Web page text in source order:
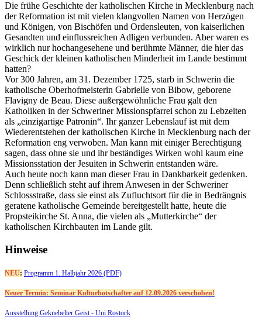
Die frühe Geschichte der katholischen Kirche in Mecklenburg nach
der Reformation ist mit vielen klangvollen Namen von Herzögen
und Königen, von Bischöfen und Ordensleuten, von kaiserlichen
Gesandten und einflussreichen Adligen verbunden. Aber waren es
wirklich nur hochangesehene und berühmte Männer, die hier das
Geschick der kleinen katholischen Minderheit im Lande bestimmt
hatten?
Vor 300 Jahren, am 31. Dezember 1725, starb in Schwerin die
katholische Oberhofmeisterin Gabrielle von Bibow, geborene
Flavigny de Beau. Diese außergewöhnliche Frau galt den
Katholiken in der Schweriner Missionspfarrei schon zu Lebzeiten
als „einzigartige Patronin“. Ihr ganzer Lebenslauf ist mit dem
Wiederentstehen der katholischen Kirche in Mecklenburg nach der
Reformation eng verwoben. Man kann mit einiger Berechtigung
sagen, dass ohne sie und ihr beständiges Wirken wohl kaum eine
Missionsstation der Jesuiten in Schwerin entstanden wäre.
Auch heute noch kann man dieser Frau in Dankbarkeit gedenken.
Denn schließlich steht auf ihrem Anwesen in der Schweriner
Schlossstraße, dass sie einst als Zufluchtsort für die in Bedrängnis
geratene katholische Gemeinde bereitgestellt hatte, heute die
Propsteikirche St. Anna, die vielen als „Mutterkirche“ der
katholischen Kirchbauten im Lande gilt.
Hinweise
NEU: Programm 1. Halbjahr 2026 (PDF)
Neuer Termin: Seminar Kulturbotschafter auf 12.09.2026 verschoben!
Ausstellung Geknebelter Geist - Uni Rostock